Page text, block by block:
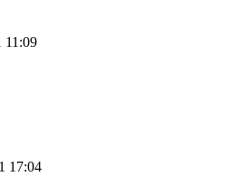
11:09
17:04